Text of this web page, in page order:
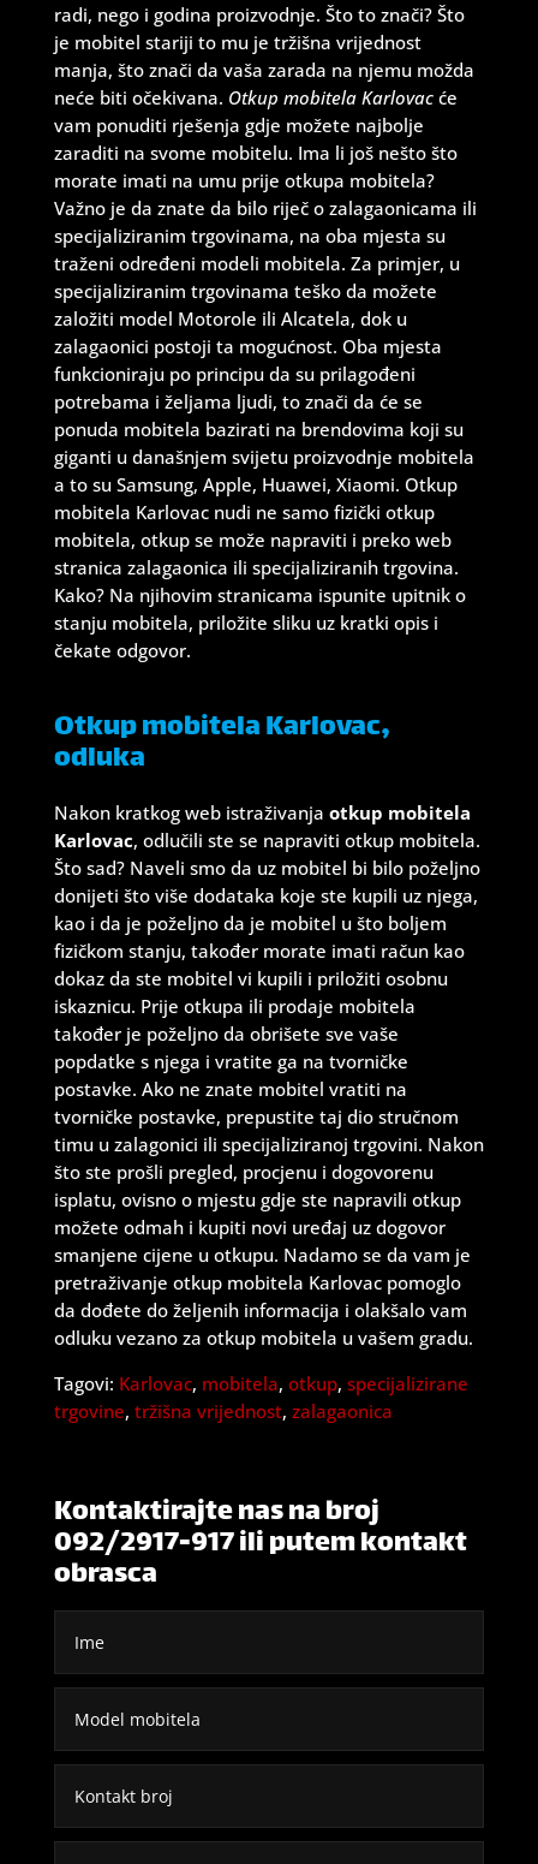
radi, nego i godina proizvodnje. Što to znači? Što
je mobitel stariji to mu je tržišna vrijednost
manja, što znači da vaša zarada na njemu možda
neće biti očekivana. Otkup mobitela Karlovacće
vam ponuditi rješenja gdje možete najbolje
zaraditi na svome mobitelu. Ima li još nešto što
morate imati na umu prije otkupa mobitela?
Važno je da znate da bilo riječ o zalagaonicama ili
specijaliziranim trgovinama, na oba mjesta su
traženi određeni modeli mobitela. Za primjer, u
specijaliziranim trgovinama teško da možete
založiti model Motorole ili Alcatela, dok u
zalagaonici postoji ta mogućnost. Oba mjesta
funkcioniraju po principu da su prilagođeni
potrebama i željama ljudi, to znači da će se
ponuda mobitela bazirati na brendovima koji su
giganti u današnjem svijetu proizvodnje mobitela
a to su Samsung, Apple, Huawei, Xiaomi. Otkup
mobitela Karlovac nudi ne samo fizički otkup
mobitela, otkup se može napraviti i preko web
stranica zalagaonica ili specijaliziranih trgovina.
Kako? Na njihovim stranicama ispunite upitnik o
stanju mobitela, priložite sliku uz kratki opis i
čekate odgovor.
Otkup mobitela Karlovac,
odluka
Nakon kratkog web istraživanja otkup mobitela
Karlovac, odlučili ste se napraviti otkup mobitela.
Što sad? Naveli smo da uz mobitel bi bilo poželjno
donijeti što više dodataka koje ste kupili uz njega,
kao i da je poželjno da je mobitel u što boljem
fizičkom stanju, također morate imati račun kao
dokaz da ste mobitel vi kupili i priložiti osobnu
iskaznicu. Prije otkupa ili prodaje mobitela
također je poželjno da obrišete sve vaše
popdatke s njega i vratite ga na tvorničke
postavke. Ako ne znate mobitel vratiti na
tvorničke postavke, prepustite taj dio stručnom
timu u zalagonici ili specijaliziranoj trgovini. Nakon
što ste prošli pregled, procjenu i dogovorenu
isplatu, ovisno o mjestu gdje ste napravili otkup
možete odmah i kupiti novi uređaj uz dogovor
smanjene cijene u otkupu. Nadamo se da vam je
pretraživanje otkup mobitela Karlovac pomoglo
da dođete do željenih informacija i olakšalo vam
odluku vezano za otkup mobitela u vašem gradu.
Tagovi: Karlovac, mobitela, otkup, specijalizirane
trgovine, tržišna vrijednost, zalagaonica
Kontaktirajte nas na broj
092/2917-917 ili putem kontakt
obrasca